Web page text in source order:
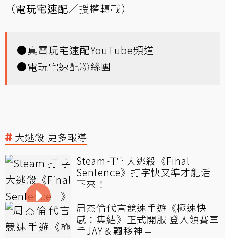
（電玩宅速配／授權轉載）
●真電玩宅速配YouTube頻道
●電玩宅速配粉絲團
大逃殺 更多報導
Steam打字大逃殺《Final
Sentence》打字快又準才能活
下來！
周杰倫代言競速手遊《極速快
感：集結》正式開服 登入領賽車
手JAY＆飄移神車